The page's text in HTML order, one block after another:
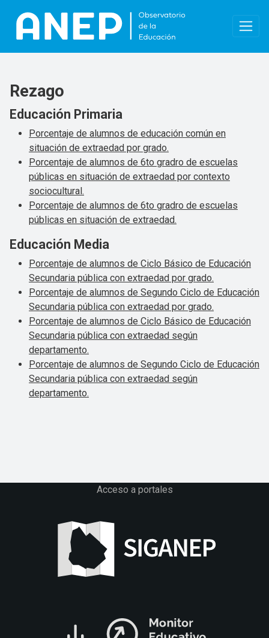
Rezago
Educación Primaria
Porcentaje de alumnos de educación común en
situación de extraedad por grado.
Porcentaje de alumnos de 6to gradro de escuelas
públicas en situación de extraedad por contexto
sociocultural.
Porcentaje de alumnos de 6to gradro de escuelas
públicas en situación de extraedad.
Educación Media
Porcentaje de alumnos de Ciclo Básico de Educación
Secundaria pública con extraedad por grado.
Porcentaje de alumnos de Segundo Ciclo de Educación
Secundaria pública con extraedad por grado.
Porcentaje de alumnos de Ciclo Básico de Educación
Secundaria pública con extraedad según
departamento.
Porcentaje de alumnos de Segundo Ciclo de Educación
Secundaria pública con extraedad según
departamento.
Acceso a portales